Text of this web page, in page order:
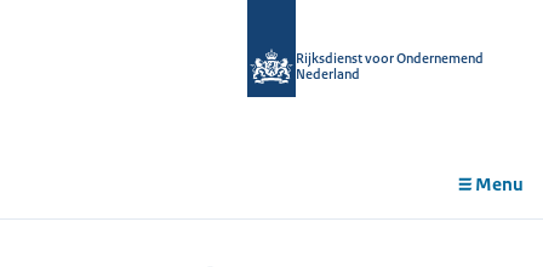
Rijksdienst voor Ondernemend
Nederland
Menu